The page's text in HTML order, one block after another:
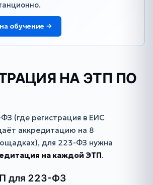
обучение →
НА ЭТП ПО
(где регистрация в ЕИС
аккредитацию на 8
для 223-ФЗ нужна
на каждой ЭТП.
для 223-ФЗ